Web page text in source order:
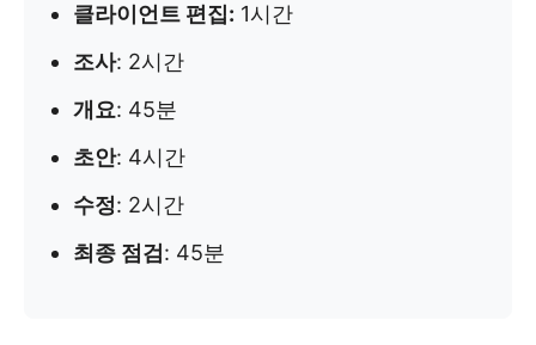
클라이언트 편집: 1시간
조사: 2시간
개요: 45분
초안: 4시간
수정: 2시간
최종 점검 : 45분